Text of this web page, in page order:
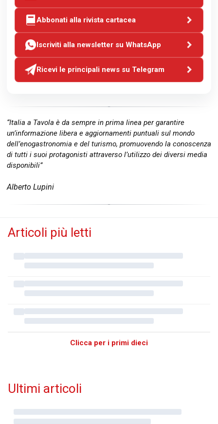
Abbonati alla rivista cartacea
Iscriviti alla newsletter su WhatsApp
Ricevi le principali news su Telegram
“Italia a Tavola è da sempre in prima linea per garantire
un’informazione libera e aggiornamenti puntuali sul mondo
dell’enogastronomia e del turismo, promuovendo la conoscenza
di tutti i suoi protagonisti attraverso l’utilizzo dei diversi media
disponibili”
Alberto Lupini
Articoli più letti
Clicca per i primi dieci
Ultimi articoli